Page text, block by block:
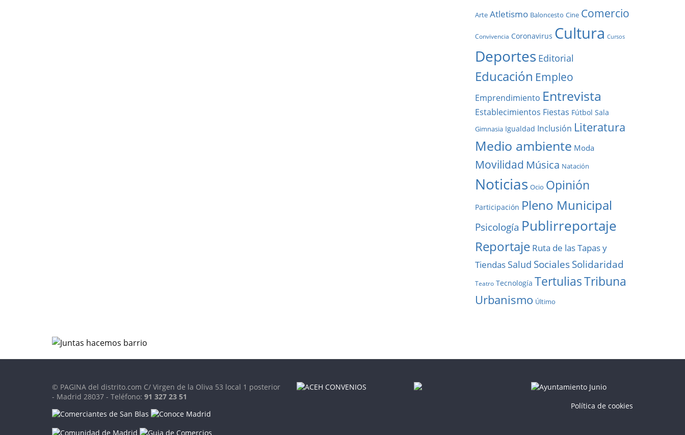
Arte Atletismo Baloncesto Cine Comercio
Convivencia Coronavirus Cultura Cursos
Deportes Editorial
Educación Empleo
Emprendimiento Entrevista
Establecimientos Fiestas Fútbol Sala
Gimnasia Igualdad Inclusión Literatura
Medio ambiente Moda
Movilidad Música Natación
Noticias Ocio Opinión
Participación Pleno Municipal
Psicología Publirreportaje
Reportaje Ruta de las Tapas y
Tiendas Salud SocialesSolidaridad
Teatro Tecnología TertuliasTribuna
Urbanismo Último
© PAGINA del distrito.com C/ Virgen de la Oliva 53 local 1 posterior
- Madrid 28037 - Teléfono: 91 327 23 51
Política de cookies